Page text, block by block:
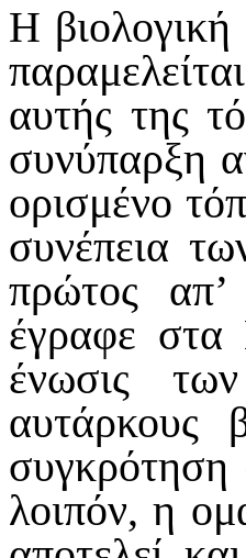
Η
αυτής της
συνύπαρξη
ορισμένο
συνέπεια
πρώτος
έγραφε στα
ένωσις
αυτάρκους
συγκρότηση
λοιπόν, η